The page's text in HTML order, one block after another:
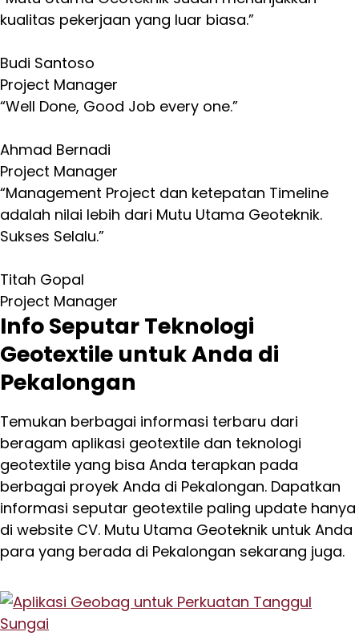
kualitas pekerjaan yang luar biasa.”
Budi Santoso
Project Manager
“Well Done, Good Job every one.”
Ahmad Bernadi
Project Manager
“Management Project dan ketepatan Timeline
adalah nilai lebih dari Mutu Utama Geoteknik.
Sukses Selalu.”
Titah Gopal
Project Manager
Info Seputar Teknologi
Geotextile untuk Anda di
Pekalongan
Temukan berbagai informasi terbaru dari
beragam aplikasi geotextile dan teknologi
geotextile yang bisa Anda terapkan pada
berbagai proyek Anda di Pekalongan. Dapatkan
informasi seputar geotextile paling update hanya
di website CV. Mutu Utama Geoteknik untuk Anda
para yang berada di Pekalongan sekarang juga.